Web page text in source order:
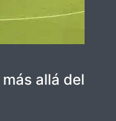
allá del